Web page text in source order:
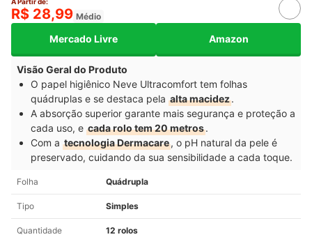
R$ 28,99 Médio
Mercado Livre Amazon
Visão Geral do Produto
O papel higiênico Neve Ultracomfort tem folhas
quádruplas e se destaca pela alta macidez.
A absorção superior garante mais segurança e proteção a
cada uso, e cada rolo tem 20 metros.
Com a tecnologia Dermacare, o pH natural da pele é
preservado, cuidando da sua sensibilidade a cada toque.
Folha Quádrupla
Tipo Simples
Quantidade 12 rolos